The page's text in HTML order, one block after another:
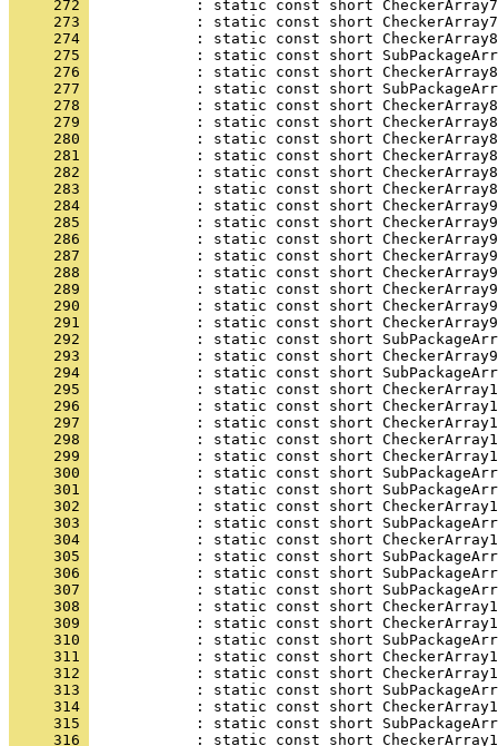
     272
     273
     274
     275
     276
     277
     278
     279
     280
     281
     282
     283
     284
     285
     286
     287
     288
     289
     290
     291
     292
     293
     294
     295
     296
     297
     298
     299
     300
     301
     302
     303
     304
     305
     306
     307
     308
     309
     310
     311
     312
     313
     314
     315
     316